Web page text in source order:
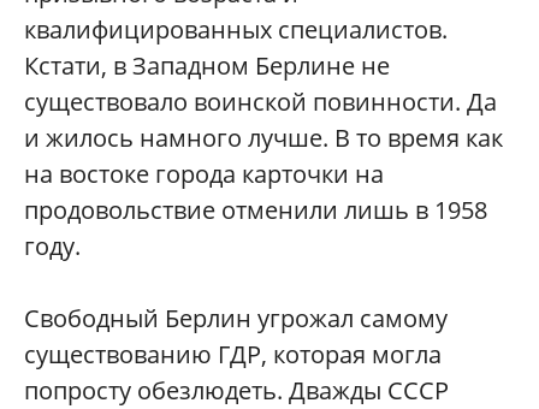
квалифицированных специалистов.
Кстати, в Западном Берлине не
существовало воинской повинности. Да
и жилось намного лучше. В то время как
на востоке города карточки на
продовольствие отменили лишь в 1958
году.
Свободный Берлин угрожал самому
существованию ГДР, которая могла
попросту обезлюдеть. Дважды СССР